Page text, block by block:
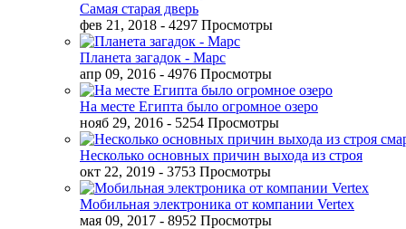
Самая старая дверь
фев 21, 2018 - 4297 Просмотры
Планета загадок - Марс
апр 09, 2016 - 4976 Просмотры
На месте Египта было огромное озеро
нояб 29, 2016 - 5254 Просмотры
Несколько основных причин выхода из строя
окт 22, 2019 - 3753 Просмотры
Мобильная электроника от компании Vertex
мая 09, 2017 - 8952 Просмотры